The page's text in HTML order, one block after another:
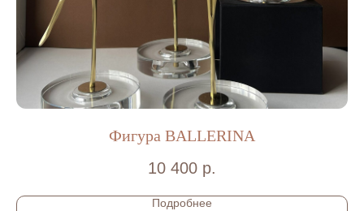
Фигура BALLERINA
10 400 р.
Подробнее
BLANGE SHOP © 2022-2024
График работы:
КРАСНОГВАРДЕЙСКАЯ ПЛ. Д. 3Е, 3Е-169,
Г.САНКТ-ПЕТЕРБУРГ
ПО ПРЕДВАРИТЕЛЬНОЙ ЗАПИСИ